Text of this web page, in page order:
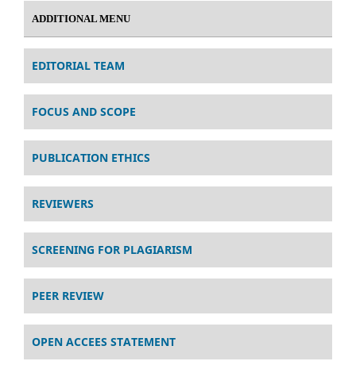
ADDITIONAL MENU
EDITORIAL TEAM
FOCUS AND SCOPE
PUBLICATION ETHICS
REVIEWERS
SCREENING FOR PLAGIARISM
PEER REVIEW
OPEN ACCEES STATEMENT